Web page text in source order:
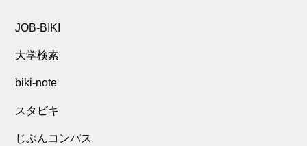
JOB-BIKI
大学検索
biki-note
スタビキ
じぶんコンパス